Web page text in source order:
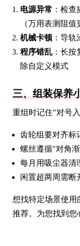
电源异常 ：检
（万用表测阻值
机械卡顿 ：导
程序错乱 ：长
除自定义模式
三、组装保养
重组时记住"对号
齿轮组要对齐标
螺丝遵循"对角
每月用吸尘器清
闲置超两周需断
想找特定场景使用
推荐。为您找到您